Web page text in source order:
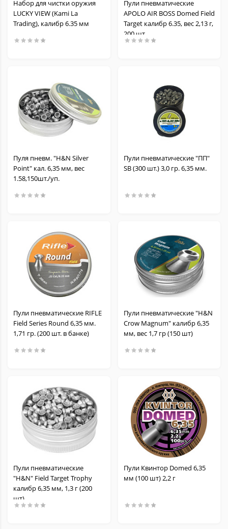
Набор для чистки оружия
LUCKY VIEW (Kami La
Trading), калибр 6.35 мм
Пули пневматические
APOLO AIR BOSS Domed Field
Target калибр 6.35, вес 2,13 г,
200 шт.
Пуля пневм. "H&N Silver
Point" кал. 6,35 мм, вес
1.58,150шт./уп.
Пули пневматические "ПП"
SB (300 шт.) 3,0 гр. 6,35 мм.
Пули пневматические RIFLE
Field Series Round 6,35 мм.
1,71 гр. (200 шт. в банке)
Пули пневматические "H&N
Crow Magnum" калибр 6,35
мм, вес 1,7 гр (150 шт)
Пули пневматические
"H&N" Field Target Trophy
калибр 6,35 мм, 1,3 г (200
шт)
Пули Квинтор Domed 6,35
мм (100 шт) 2,2 г